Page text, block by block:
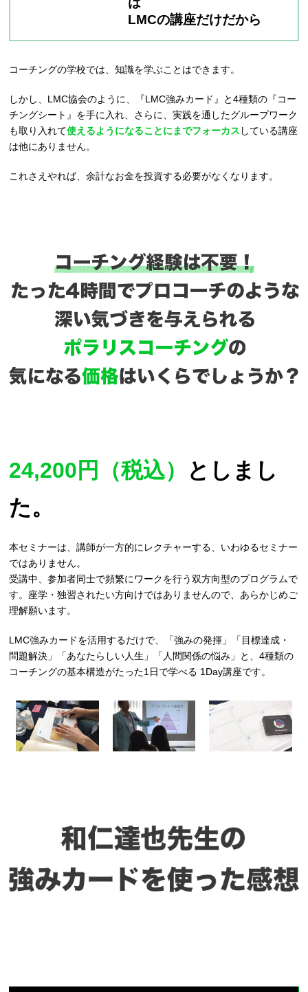
LMCの講座だけだから
コーチングの学校では、知識を学ぶことはできます。
しかし、LMC協会のように、『LMC強みカード』と4種類の『コー
チングシート』を手に入れ、さらに、実践を通したグループワーク
も取り入れて使えるようになることにまでフォーカス している講座
は他にありません。
これさえやれば、余計なお金を投資する必要がなくなります。
24,200円（税込）
としまし
た。
本セミナーは、講師が一方的にレクチャーする、いわゆるセミナー
ではありません。
受講中、参加者同士で頻繁にワークを行う双方向型のプログラムで
す。座学・独習されたい方向けではありませんので、あらかじめご
理解願います。
LMC強みカードを活用するだけで、「強みの発揮」「目標達成・
問題解決」「あなたらしい人生」「人間関係の悩み」と、4種類の
コーチングの基本構造がたった1日で学べる 1Day講座です。